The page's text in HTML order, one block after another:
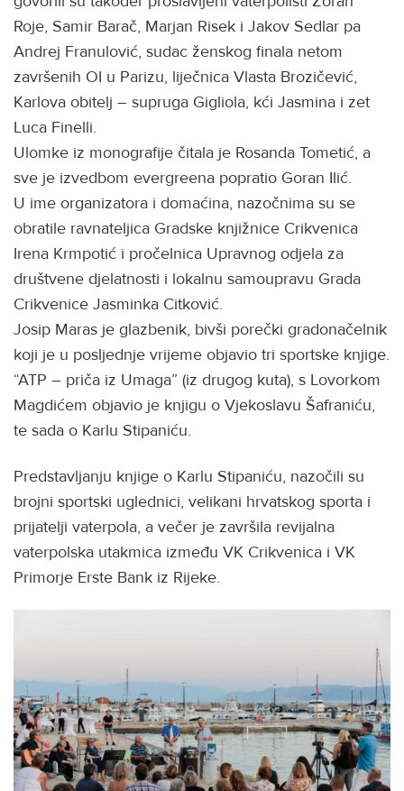
Roje, Samir Barač, Marjan Risek i Jakov Sedlar pa
Andrej Franulović, sudac ženskog finala netom
završenih OI u Parizu, liječnica Vlasta Brozičević,
Karlova obitelj – supruga Gigliola, kći Jasmina i zet
Luca Finelli.
Ulomke iz monografije čitala je Rosanda Tometić, a
sve je izvedbom evergreena popratio Goran Ilić.
U ime organizatora i domaćina, nazočnima su se
obratile ravnateljica Gradske knjižnice Crikvenica
Irena Krmpotić i pročelnica Upravnog odjela za
društvene djelatnosti i lokalnu samoupravu Grada
Crikvenice Jasminka Citković.
Josip Maras je glazbenik, bivši porečki gradonačelnik
koji je u posljednje vrijeme objavio tri sportske knjige.
“ATP – priča iz Umaga” (iz drugog kuta), s Lovorkom
Magdićem objavio je knjigu o Vjekoslavu Šafraniću,
te sada o Karlu Stipaniću.
Predstavljanju knjige o Karlu Stipaniću, nazočili su
brojni sportski uglednici, velikani hrvatskog sporta i
prijatelji vaterpola, a večer je završila revijalna
vaterpolska utakmica između VK Crikvenica i VK
Primorje Erste Bank iz Rijeke.